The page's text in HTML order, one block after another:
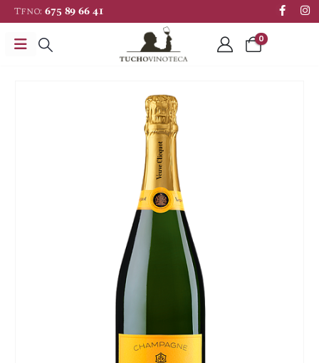
Tfno:675 89 66 41
0